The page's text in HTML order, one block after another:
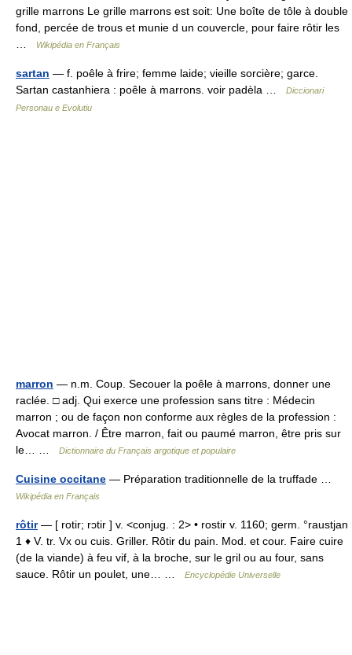
grille marrons Le grille marrons est soit: Une boîte de tôle à double
fond, percée de trous et munie d un couvercle, pour faire rôtir les
Wikipédia en Français
sartan — f. poêle à frire; femme laide; vieille sorcière; garce.
Sartan castanhiera : poêle à marrons. voir padèla …
Diccionari
Personau e Evolutiu
marron — n.m. Coup. Secouer la poêle à marrons, donner une
raclée. □ adj. Qui exerce une profession sans titre : Médecin
marron ; ou de façon non conforme aux règles de la profession :
Avocat marron. / Être marron, fait ou paumé marron, être pris sur
le… …
Dictionnaire du Français argotique et populaire
Cuisine occitane — Préparation traditionnelle de la truffade …
Wikipédia en Français
rôtir— [ rotir; rɔtir ] v. <conjug. : 2> • rostir v. 1160; germ. °raustjan
1 ♦ V. tr. Vx ou cuis. Griller. Rôtir du pain. Mod. et cour. Faire cuire
(de la viande) à feu vif, à la broche, sur le gril ou au four, sans
sauce. Rôtir un poulet, une… …
Encyclopédie Universelle